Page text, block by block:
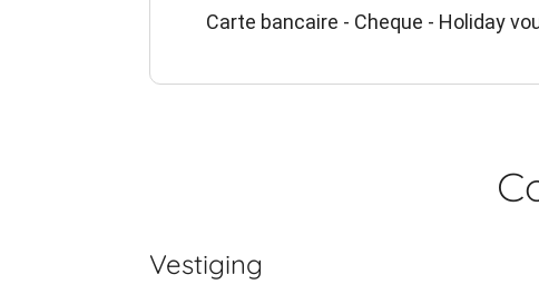
Carte bancaire - Cheque - Holiday
Vestiging